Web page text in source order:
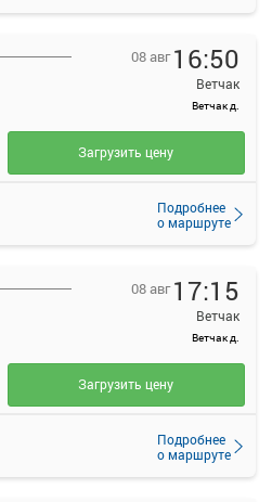
08 авг 16:50
Ветчак
Ветчак д.
Подробнее
о маршруте
Загрузить цену
08 авг 17:15
Ветчак
Ветчак д.
Подробнее
о маршруте
Загрузить цену